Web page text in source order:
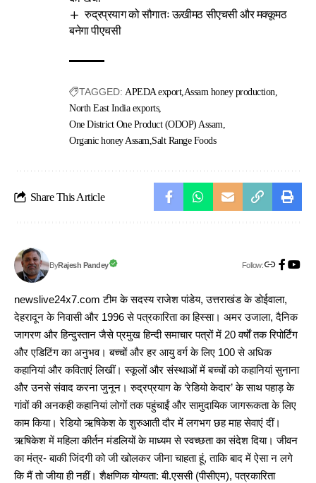
रुद्रप्रयाग को सौगातः ऊखीमठ सीएचसी और मक्कूमठ
बनेगा पीएचसी
TAGGED: APEDA export Assam honey production
North East India exports
One District One Product (ODOP) Assam
Organic honey Assam Salt Range Foods
Share This Article
ByRajesh Pandey Follow:
newslive24x7.com टीम के सदस्य राजेश पांडेय, उत्तराखंड के डोईवाला,
देहरादून के निवासी और 1996 से पत्रकारिता का हिस्सा। अमर उजाला, दैनिक
जागरण और हिन्दुस्तान जैसे प्रमुख हिन्दी समाचार पत्रों में 20 वर्षों तक रिपोर्टिंग
और एडिटिंग का अनुभव। बच्चों और हर आयु वर्ग के लिए 100 से अधिक
कहानियां और कविताएं लिखीं। स्कूलों और संस्थाओं में बच्चों को कहानियां सुनाना
और उनसे संवाद करना जुनून। रुद्रप्रयाग के ‘रेडियो केदार’ के साथ पहाड़ के
गांवों की अनकही कहानियां लोगों तक पहुंचाईं और सामुदायिक जागरूकता के लिए
काम किया। रेडियो ऋषिकेश के शुरुआती दौर में लगभग छह माह सेवाएं दीं।
ऋषिकेश में महिला कीर्तन मंडलियों के माध्यम से स्वच्छता का संदेश दिया। जीवन
का मंत्र- बाकी जिंदगी को जी खोलकर जीना चाहता हूं, ताकि बाद में ऐसा न लगे
कि मैं तो जीया ही नहीं। शैक्षणिक योग्यता: बी.एससी (पीसीएम), पत्रकारिता